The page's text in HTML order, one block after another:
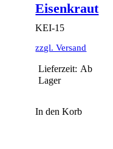
Eisenkraut
KEI-15
zzgl. Versand
Lieferzeit: Ab
Lager
In den Korb